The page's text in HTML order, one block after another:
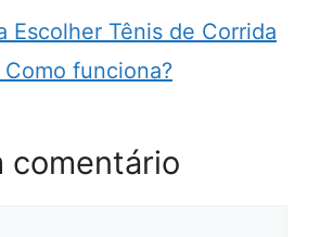
Escolher Tênis de Corrida
funciona?
comentário